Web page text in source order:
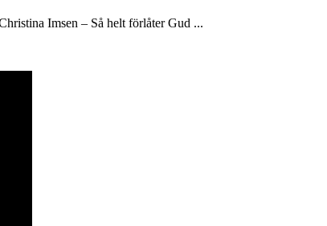
Imsen – Så helt förlåter Gud ...